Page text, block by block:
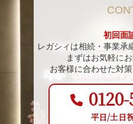
初回面
レガシィは相続・事業承
まずはお気軽に
お客様に合わせた対
平日/土日